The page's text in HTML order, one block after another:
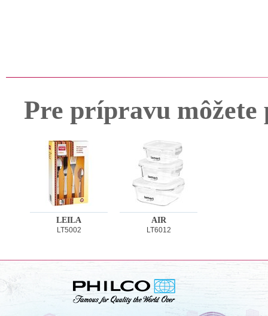
Pre prípravu
LEILA
LT5002
AIR
LT6012